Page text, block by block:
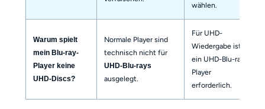
wählen.
Warum spielt
mein Blu-ray-
Player keine
UHD-Discs?
Normale Player sind
technisch nicht für
UHD-Blu-rays
ausgelegt.
Für UHD-
Wiedergabe ist
ein UHD-Blu-ray-
Player
erforderlich.